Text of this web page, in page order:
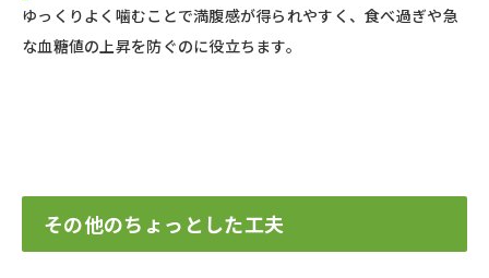
ゆっくりよく噛むことで満腹感が得られやすく、食べ過ぎや急
な血糖値の上昇を防ぐのに役立ちます。
その他のちょっとした工夫